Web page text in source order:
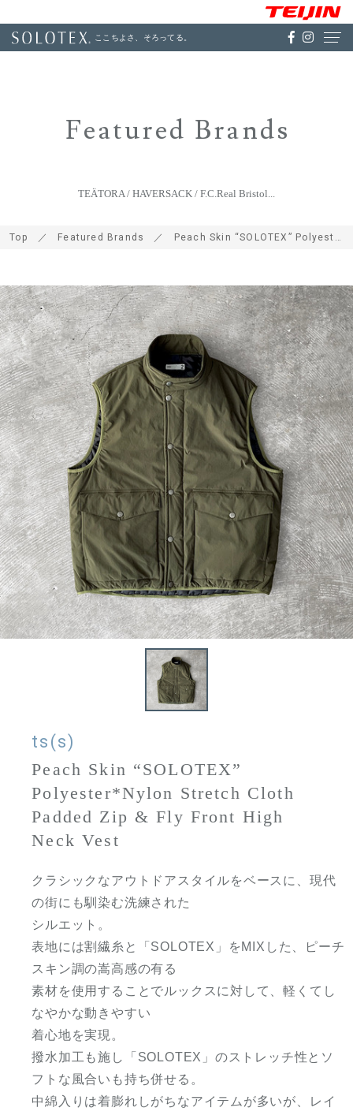
ここちよさ、そろってる。
Featured Brands
TEÄTORA / HAVERSACK / F.C.Real Bristol...
Top Featured Brands Peach Skin “SOLOTEX” Polyester*Nylon Stretch Cloth Padded Zip & Fly Front High Neck Vest
ts(s)
Peach Skin “SOLOTEX”
Polyester*Nylon Stretch Cloth
Padded Zip & Fly Front High
Neck Vest
クラシックなアウトドアスタイルをベースに、現代
の街にも馴染む洗練された
シルエット。
表地には割繊糸と「SOLOTEX」をMIXした、ピーチ
スキン調の嵩高感の有る
素材を使用することでルックスに対して、軽くてし
なやかな動きやすい
着心地を実現。
撥水加工も施し「SOLOTEX」のストレッチ性とソ
フトな風合いも持ち併せる。
中綿入りは着膨れしがちなアイテムが多いが、レイ